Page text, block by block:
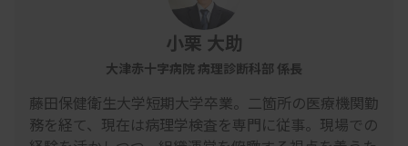
小栗 大助
大津赤十字病院 病理診断科部 係長
藤田保健衛生大学短期大学卒業。二箇所の医療機関勤
務を経て、現在は病理学検査を専門に従事。現場での